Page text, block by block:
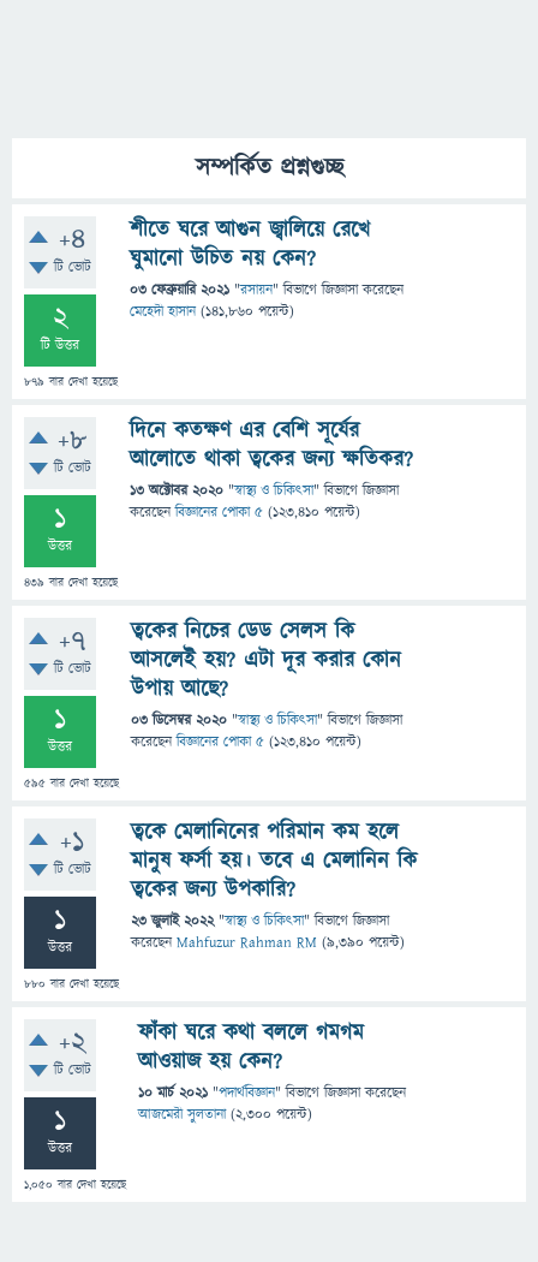
সম্পর্কিত প্রশ্নগুচ্ছ
+4
টি ভোট
2
টি উত্তর
879 বার দেখা হয়েছে
শীতে ঘরে আগুন জ্বালিয়ে রেখে
ঘুমানো উচিত নয় কেন?
03 ফেব্রুয়ারি 2021 "রসায়ন" বিভাগে জিজ্ঞাসাকরেছেন
মেহেদী হাসান (141,860 পয়েন্ট)
+8
টি ভোট
1
উত্তর
439 বার দেখা হয়েছে
দিনে কতক্ষণ এর বেশি সূর্যের
আলোতে থাকা ত্বকের জন্য ক্ষতিকর?
13 অক্টোবর 2020 "স্বাস্থ্য ও চিকিৎসা" বিভাগে জিজ্ঞাসা
করেছেনবিজ্ঞানের পোকা ৫ (123,410 পয়েন্ট)
+7
টি ভোট
1
উত্তর
595 বার দেখা হয়েছে
ত্বকের নিচের ডেড সেলস কি
আসলেই হয়? এটা দূর করার কোন
উপায় আছে?
03 ডিসেম্বর 2020 "স্বাস্থ্য ও চিকিৎসা" বিভাগে জিজ্ঞাসা
করেছেনবিজ্ঞানের পোকা ৫ (123,410 পয়েন্ট)
+1
টি ভোট
1
উত্তর
880 বার দেখা হয়েছে
ত্বকে মেলানিনের পরিমান কম হলে
মানুষ ফর্সা হয়। তবে এ মেলানিন কি
ত্বকের জন্য উপকারি?
23 জুলাই 2022 "স্বাস্থ্য ও চিকিৎসা" বিভাগে জিজ্ঞাসা
করেছেনMahfuzur Rahman RM (9,390 পয়েন্ট)
+2
টি ভোট
1
উত্তর
1,050 বার দেখা হয়েছে
ফাঁকা ঘরে কথা বললে গমগম
আওয়াজ হয় কেন?
10 মার্চ 2021 "পদার্থবিজ্ঞান" বিভাগে জিজ্ঞাসাকরেছেন
আজমেরী সুলতানা (2,300 পয়েন্ট)